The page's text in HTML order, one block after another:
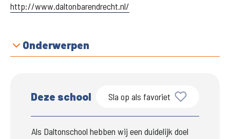
http://www.daltonbarendrecht.nl/
Onderwerpen
Deze school Sla op als favoriet
Als Daltonschool hebben wij een duidelijk doel